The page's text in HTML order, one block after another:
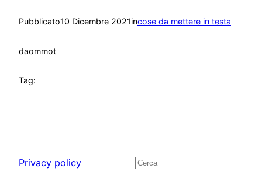
Pubblicato10 Dicembre 2021incose da mettere in testa
daommot
Tag:
Privacy policy Cerca